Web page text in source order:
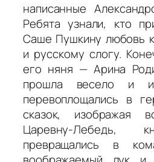
написанные
Ребята узнали, кто
Саше Пушкину любовь
и русскому слогу.
его няня — Арина
прошла весело и
перевоплощались в
сказок, изображая
Царевну-Лебедь,
превращались в